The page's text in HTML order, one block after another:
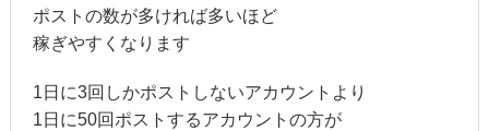
ポストの数が多ければ多いほど
稼ぎやすくなります
1日に3回しかポストしないアカウントより
1日に50回ポストするアカウントの方が